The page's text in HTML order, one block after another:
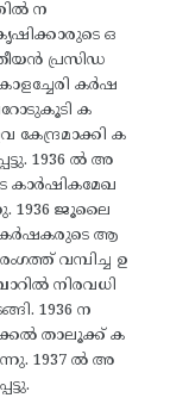
ന
ഒ
പ്രസിഡ
കർഷ
ക
ക
1936 ൽ അ
കാർഷികമേഖ
1936 ജൂലൈ
കർഷകരുടെ ആ
വമ്പിച്ച ഉ
നിരവധി
1936 ന
താലൂക്ക് ക
1937 ൽ അ